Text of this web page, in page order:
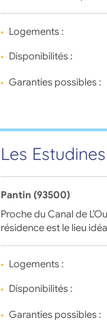
Logements :
Disponibilités :
Garanties possibles :
Les
Pantin (93500)
Proche du Canal de
résidence est le lieu
Logements :
Disponibilités :
Garanties possibles :